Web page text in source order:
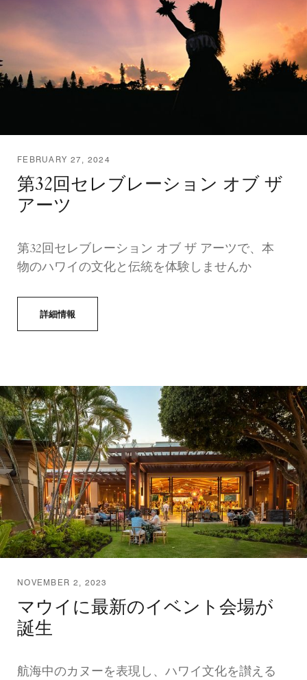
FEBRUARY 27, 2024
第32回セレブレーション オブ ザ
アーツ
第32回セレブレーション オブ ザ アーツで、本
物のハワイの文化と伝統を体験しませんか
詳細情報
NOVEMBER 2, 2023
マウイに最新のイベント会場が
誕生
航海中のカヌーを表現し、ハワイ文化を讃える